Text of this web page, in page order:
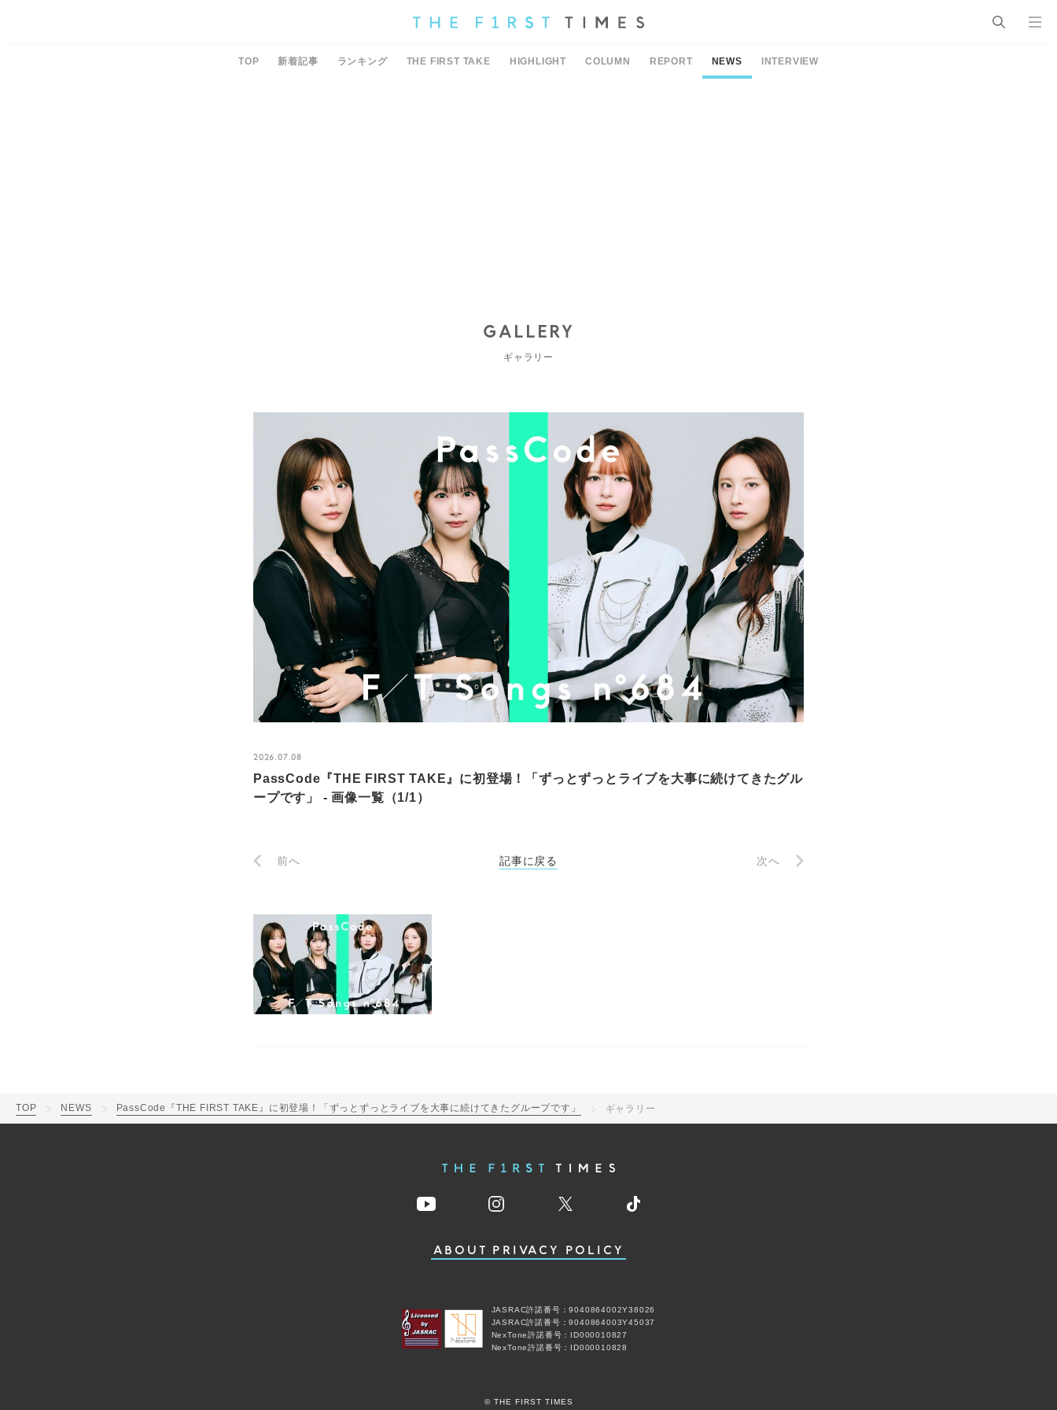
TOP 新着記事 ランキング THE FIRST TAKE HIGHLIGHT COLUMN REPORT NEWS INTERVIEW
GALLERY
ギャラリー
2026.07.08
PassCode『THE FIRST TAKE』に初登場！「ずっとずっとライブを大事に続けてきたグル
ープです」 - 画像一覧（1/1）
前へ 記事に戻る 次へ
TOP NEWS PassCode『THE FIRST TAKE』に初登場！「ずっとずっとライブを大事に続けてきたグループです」 ギャラリー
ABOUT PRIVACY POLICY
JASRAC許諾番号：9040864002Y38026
JASRAC許諾番号：9040864003Y45037
NexTone許諾番号：ID000010827
NexTone許諾番号：ID000010828
© THE FIRST TIMES